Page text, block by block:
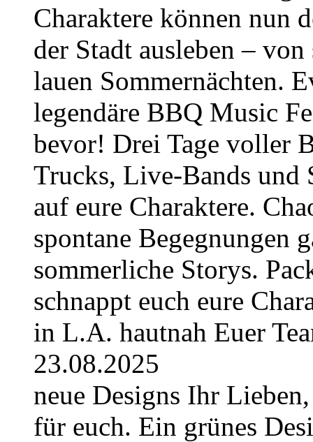
Charaktere können nun
der Stadt ausleben –
lauen Sommernächten.
legendäre BBQ Music
bevor! Drei Tage voller
Trucks, Live-Bands und
auf eure Charaktere.
spontane Begegnungen
sommerliche Storys.
schnappt euch eure
in L.A. hautnah Euer
23.08.2025
neue Designs Ihr
für euch. Ein grünes